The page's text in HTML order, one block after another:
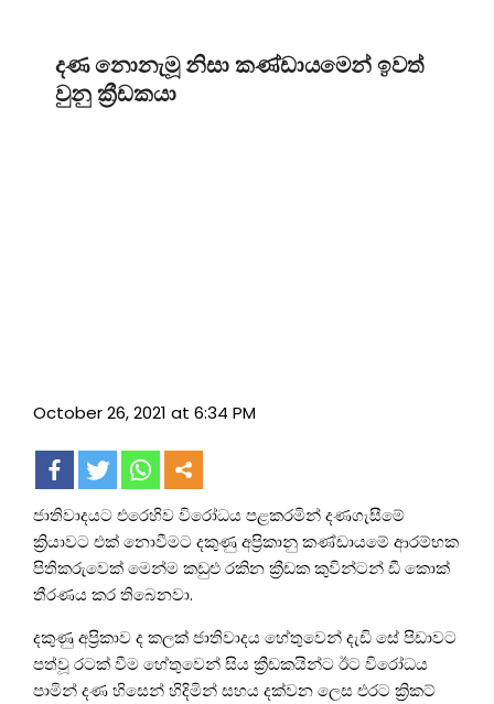
දණ නොනැමූ නිසා කණ්ඩායමෙන් ඉවත්
වුනු ක්‍රීඩකයා
October 26, 2021 at 6:34 PM
ජාතිවාදයට එරෙහිව විරෝධය පළකරමින් දණගැසීමේ
ක්‍රියාවට එක් නොවීමට දකුණු අප්‍රිකානු කණ්ඩායමේ ආරම්භක
පිතිකරුවෙක් මෙන්ම කඩුළු රකින ක්‍රීඩක කුවින්ටන් ඩී කොක්
තීරණය කර තිබෙනවා.
දකුණු අප්‍රිකාව ද කලක් ජාතිවාදය හේතුවෙන් දැඩි සේ පිඩාවට
පත්වූ රටක් වීම හේතුවෙන් සිය ක්‍රීඩකයින්ට ඊට විරෝධය
පාමින් දණ හිසෙන් හිදිමින් සහය දක්වන ලෙස එරට ක්‍රිකට්